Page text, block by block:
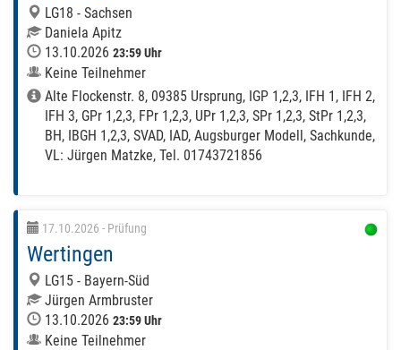
LG18 - Sachsen
Daniela Apitz
13.10.2026 23:59 Uhr
Keine Teilnehmer
Alte Flockenstr. 8, 09385 Ursprung, IGP 1,2,3, IFH 1, IFH 2,
IFH 3, GPr 1,2,3, FPr 1,2,3, UPr 1,2,3, SPr 1,2,3, StPr 1,2,3,
BH, IBGH 1,2,3, SVAD, IAD, Augsburger Modell, Sachkunde,
VL: Jürgen Matzke, Tel. 01743721856
17.10.2026 - Prüfung
Wertingen
LG15 - Bayern-Süd
Jürgen Armbruster
13.10.2026 23:59 Uhr
Keine Teilnehmer